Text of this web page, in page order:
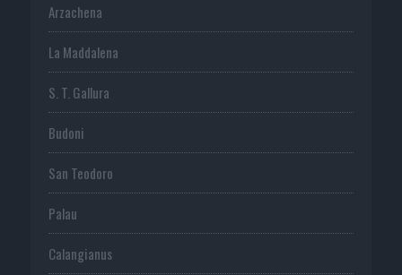
Arzachena
La Maddalena
S. T. Gallura
Budoni
San Teodoro
Palau
Calangianus